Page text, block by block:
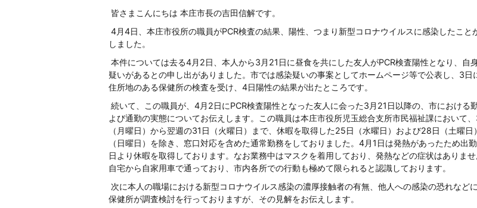
皆さまこんにちは 本庄市長の吉田信解です。
4月4日、本庄市役所の職員がPCR検査の結果、陽性、つまり新型コロナウイルスに感染したこと
しました。
本件については去る4月2日、本人から3月21日に昼食を共にした友人がPCR検査陽性となり、自
疑いがあるとの申し出がありました。市では感染疑いの事案としてホームページ等で公表し、3日
住所地のある保健所の検査を受け、4日陽性の結果が出たところです。
続いて、この職員が、4月2日にPCR検査陽性となった友人に会った3月21日以降の、市における
よび通勤の実態についてお伝えします。この職員は本庄市役所児玉総合支所市民福祉課において
（月曜日）から翌週の31日（火曜日）まで、休暇を取得した25日（水曜日）および28日（土曜日
（日曜日）を除き、窓口対応を含めた通常勤務をしておりました。4月1日は発熱があったため出
日より休暇を取得しております。なお業務中はマスクを着用しており、発熱などの症状はありま
自宅から自家用車で通っており、市内各所での行動も極めて限られると認識しております。
次に本人の職場における新型コロナウイルス感染の濃厚接触者の有無、他人への感染の恐れなどに
保健所が調査検討を行っておりますが、その見解をお伝えします。